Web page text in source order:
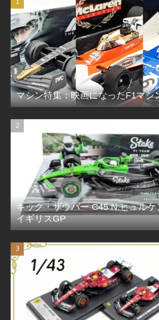
マシン特集：映画になったF1マシ
キック・ザウバー C45 N.ヒュルケ
イギリスGP